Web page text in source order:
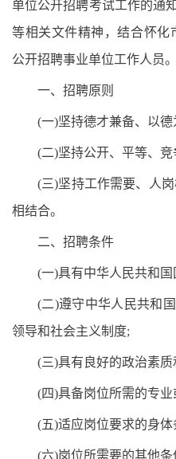
单位公开招聘考试工作的通
等相关文件精神，结合怀化
公开招聘事业单位工作人员
一、招聘原则
(一)坚持德才兼备、以
(二)坚持公开、平等、
(三)坚持工作需要、人
相结合。
二、招聘条件
(一)具有中华人民共和国
(二)遵守中华人民共和
领导和社会主义制度;
(三)具有良好的政治素质
(四)具备岗位所需的专
(五)适应岗位要求的身体
(六)岗位所需要的其他条